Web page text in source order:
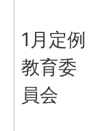
1月定例
教育委
員会